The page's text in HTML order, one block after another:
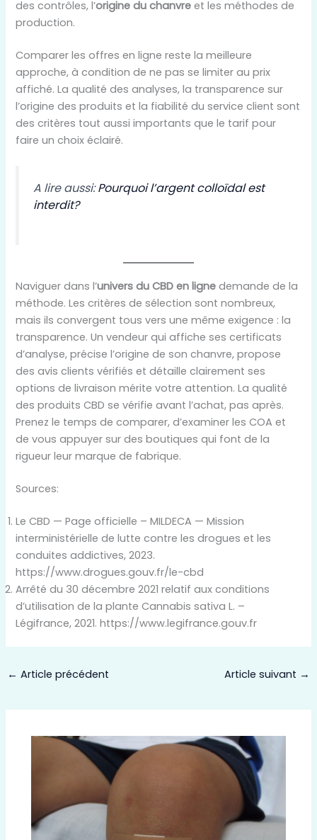
des contrôles, l’origine du chanvre et les méthodes de
production.
Comparer les offres en ligne reste la meilleure
approche, à condition de ne pas se limiter au prix
affiché. La qualité des analyses, la transparence sur
l’origine des produits et la fiabilité du service client sont
des critères tout aussi importants que le tarif pour
faire un choix éclairé.
A lire aussi:Pourquoi l’argent colloïdal est
interdit?
Naviguer dans l’univers du CBD en ligne demande de la
méthode. Les critères de sélection sont nombreux,
mais ils convergent tous vers une même exigence : la
transparence. Un vendeur qui affiche ses certificats
d’analyse, précise l’origine de son chanvre, propose
des avis clients vérifiés et détaille clairement ses
options de livraison mérite votre attention. La qualité
des produits CBD se vérifie avant l’achat, pas après.
Prenez le temps de comparer, d’examiner les COA et
de vous appuyer sur des boutiques qui font de la
rigueur leur marque de fabrique.
Sources:
Le CBD — Page officielle – MILDECA — Mission
interministérielle de lutte contre les drogues et les
conduites addictives, 2023.
https://www.drogues.gouv.fr/le-cbd
Arrêté du 30 décembre 2021 relatif aux conditions
d’utilisation de la plante Cannabis sativa L. –
Légifrance, 2021. https://www.legifrance.gouv.fr
← Article précédent Article suivant →